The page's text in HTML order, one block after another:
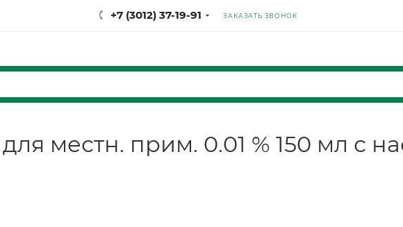
+7 (3012) 37-19-91 ЗАКАЗАТЬ ЗВОНОК
местн. прим. 0.01 % 150 мл с